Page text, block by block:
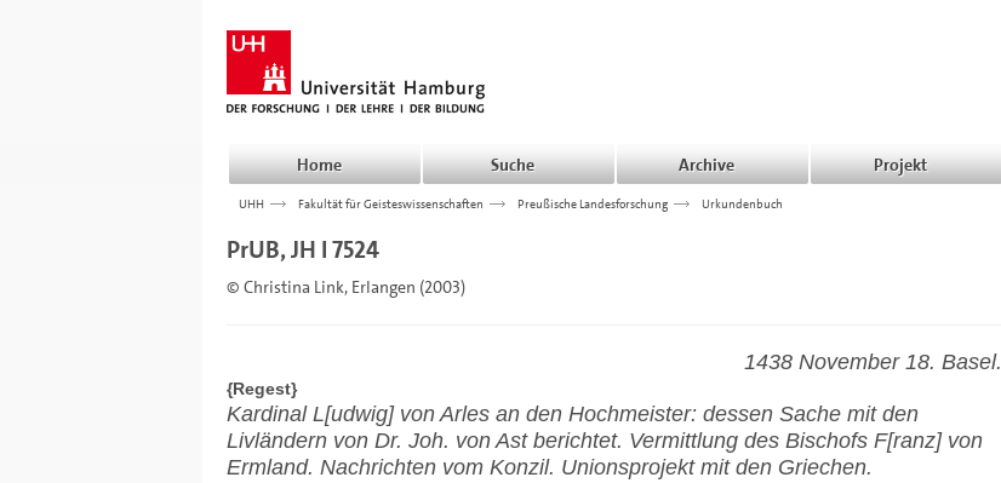
Home Suche Archive Projekt
UHH >>> Fakultät für Geisteswissenschaften >>> Preußische Landesforschung >>> Urkundenbuch
PrUB, JH I 7524
© Christina Link, Erlangen (2003)
1438 November 18. Basel.
{Regest}
Kardinal L[udwig] von Arles an den Hochmeister: dessen Sache mit den
Livländern von Dr. Joh. von Ast berichtet. Vermittlung des Bischofs F[ranz] von
Ermland. Nachrichten vom Konzil. Unionsprojekt mit den Griechen.